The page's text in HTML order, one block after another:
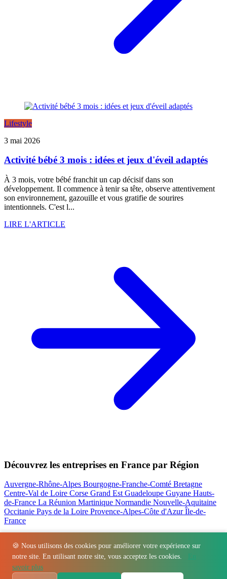
🍪 Nous utilisons des cookies pour améliorer votre expérience sur
notre site. En utilisant notre site, vous acceptez les cookies.
En
savoir plus
Lifestyle
3 mai 2026
Activité bébé 3 mois : idées et jeux d'éveil adaptés
À 3 mois, votre bébé franchit un cap décisif dans son
développement. Il commence à tenir sa tête, observe attentivement
son environnement, gazouille et vous gratifie de sourires
intentionnels. C'est l...
LIRE L'ARTICLE
Découvrez les entreprises en France par Région
Auvergne-Rhône-Alpes Bourgogne-Franche-Comté Bretagne
Centre-Val de Loire Corse Grand EstGuadeloupe Guyane Hauts-
de-France La Réunion Martinique Normandie Nouvelle-Aquitaine
Occitanie Pays de la Loire Provence-Alpes-Côte d'AzurÎle-de-
France
Nos actualités les plus consultées
Régions - Départements - Villes - Entreprises - Marques Contact
Espace presse